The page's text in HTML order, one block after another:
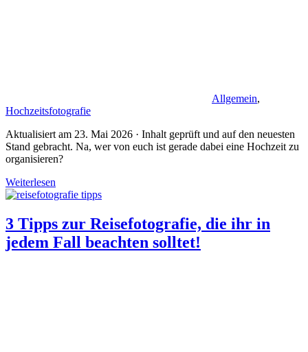
Allgemein,
Hochzeitsfotografie
Aktualisiert am 23. Mai 2026 · Inhalt geprüft und auf den neuesten
Stand gebracht. Na, wer von euch ist gerade dabei eine Hochzeit zu
organisieren?
Weiterlesen
3 Tipps zur Reisefotografie, die ihr in
jedem Fall beachten solltet!